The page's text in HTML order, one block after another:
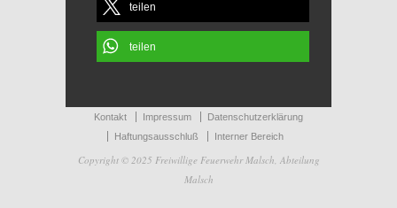
teilen
teilen
Kontakt Impressum
Datenschutzerklärung
Haftungsausschluß
Interner Bereich
Copyright © 2025 Freiwillige Feuerwehr Malsch, Abteilung
Malsch